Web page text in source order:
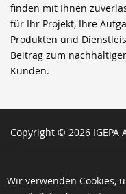
finden mit Ihnen
für Ihr Projekt, Ihre
Produkten und
Beitrag zum
Kunden.
Copyright © 2026 IGEPA
Wir verwenden Cookies,